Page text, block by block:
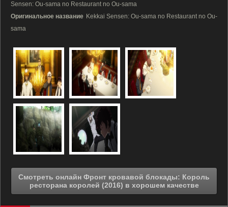
Sensen: Ou-sama no Restaurant no Ou-sama
Оригинальное название Kekkai Sensen: Ou-sama no Restaurant no Ou-
sama
Смотреть онлайн Фронт кровавой блокады: Король
ресторана королей (2016) в хорошем качестве